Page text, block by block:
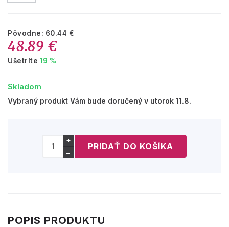
Pôvodne:60.44 €
48.89 €
Ušetríte 19 %
Skladom
Vybraný produkt Vám bude doručený v utorok 11.8.
+
−
POPIS PRODUKTU